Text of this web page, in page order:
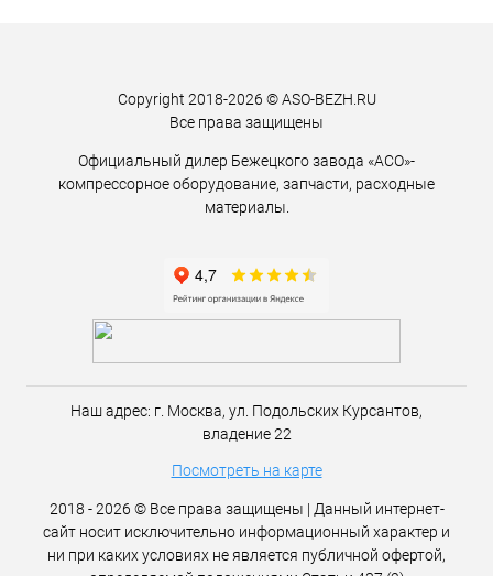
Copyright 2018-2026 © ASO-BEZH.RU
Все права защищены
Официальный дилер Бежецкого завода «АСО»-
компрессорное оборудование, запчасти, расходные
материалы.
Наш адрес: г. Москва, ул. Подольских Курсантов,
владение 22
Посмотреть на карте
2018 - 2026 © Все права защищены | Данный интернет-
сайт носит исключительно информационный характер и
ни при каких условиях не является публичной офертой,